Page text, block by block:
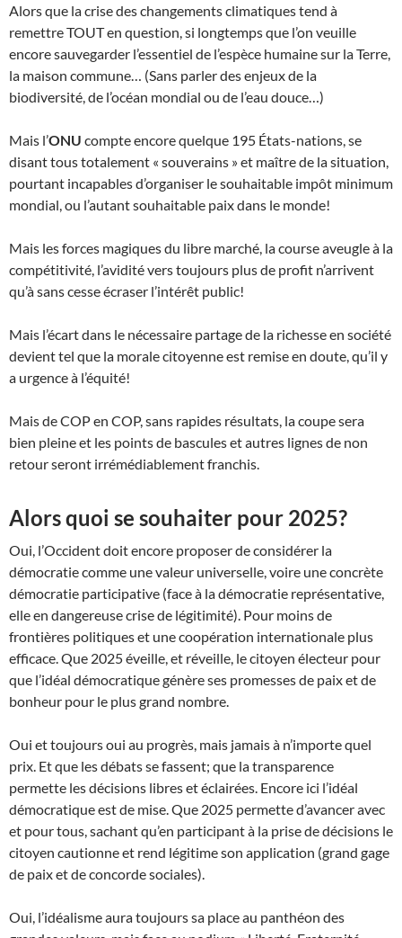
Alors que la crise des changements climatiques tend à
remettre TOUT en question, si longtemps que l’on veuille
encore sauvegarder l’essentiel de l’espèce humaine sur la Terre,
la maison commune… (Sans parler des enjeux de la
biodiversité, de l’océan mondial ou de l’eau douce…)
Mais l’ONU compte encore quelque 195 États-nations, se
disant tous totalement « souverains » et maître de la situation,
pourtant incapables d’organiser le souhaitable impôt minimum
mondial, ou l’autant souhaitable paix dans le monde!
Mais les forces magiques du libre marché, la course aveugle à la
compétitivité, l’avidité vers toujours plus de profit n’arrivent
qu’à sans cesse écraser l’intérêt public!
Mais l’écart dans le nécessaire partage de la richesse en société
devient tel que la morale citoyenne est remise en doute, qu’il y
a urgence à l’équité!
Mais de COP en COP, sans rapides résultats, la coupe sera
bien pleine et les points de bascules et autres lignes de non
retour seront irrémédiablement franchis.
Alors quoi se souhaiter pour 2025?
Oui, l’Occident doit encore proposer de considérer la
démocratie comme une valeur universelle, voire une concrète
démocratie participative (face à la démocratie représentative,
elle en dangereuse crise de légitimité). Pour moins de
frontières politiques et une coopération internationale plus
efficace. Que 2025 éveille, et réveille, le citoyen électeur pour
que l’idéal démocratique génère ses promesses de paix et de
bonheur pour le plus grand nombre.
Oui et toujours oui au progrès, mais jamais à n’importe quel
prix. Et que les débats se fassent; que la transparence
permette les décisions libres et éclairées. Encore ici l’idéal
démocratique est de mise. Que 2025 permette d’avancer avec
et pour tous, sachant qu’en participant à la prise de décisions le
citoyen cautionne et rend légitime son application (grand gage
de paix et de concorde sociales).
Oui, l’idéalisme aura toujours sa place au panthéon des